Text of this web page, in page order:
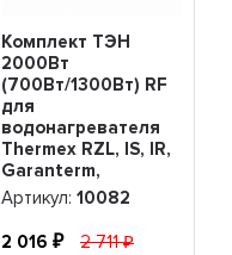
Комплект ТЭН
2000Вт
(700Вт/1300Вт) RF
для
водонагревателя
Thermex RZL, IS, IR,
Garanterm,
Electrolux EWH,
нерж. + анод +
прокладка, 10082
Артикул: 10082
2 016 2 711